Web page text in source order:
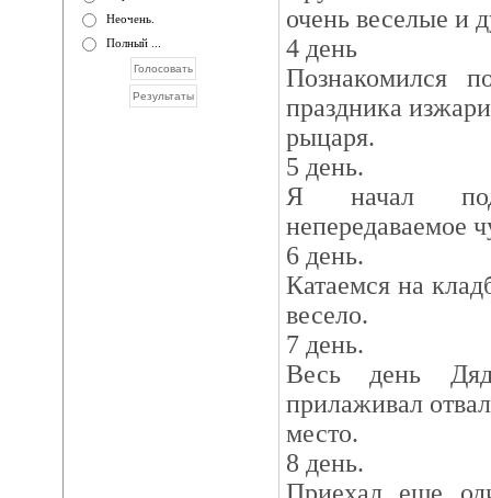
Неочень.
Полный ...
очень веселые и
4 день
Познакомился
праздника
рыцаря.
5 день.
Я начал
непередаваемое
6 день.
Катаемся на
весело.
7 день.
Весь день
прилаживал
место.
8 день.